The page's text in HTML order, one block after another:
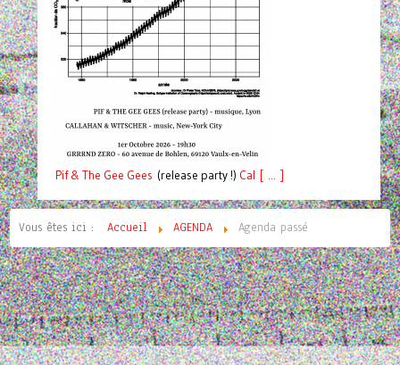
Pif& The Gee Gees (release party !) Cal [ ... ]
Vous êtes ici : Accueil AGENDA Agenda passé